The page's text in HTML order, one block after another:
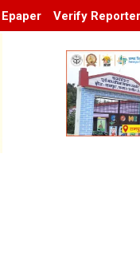
Epaper Verify